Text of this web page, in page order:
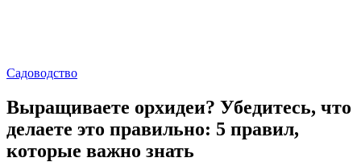
Садоводство
Выращиваете орхидеи? Убедитесь, что
делаете это правильно: 5 правил,
которые важно знать